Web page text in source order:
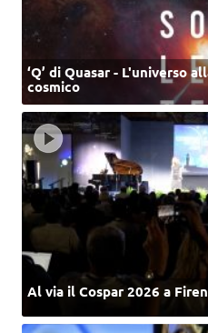
‘Q’ di Quasar - L'universo
cosmico
Al via il Cospar 2026 a